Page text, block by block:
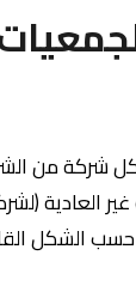
شركة من
العادية
حسب الشكل